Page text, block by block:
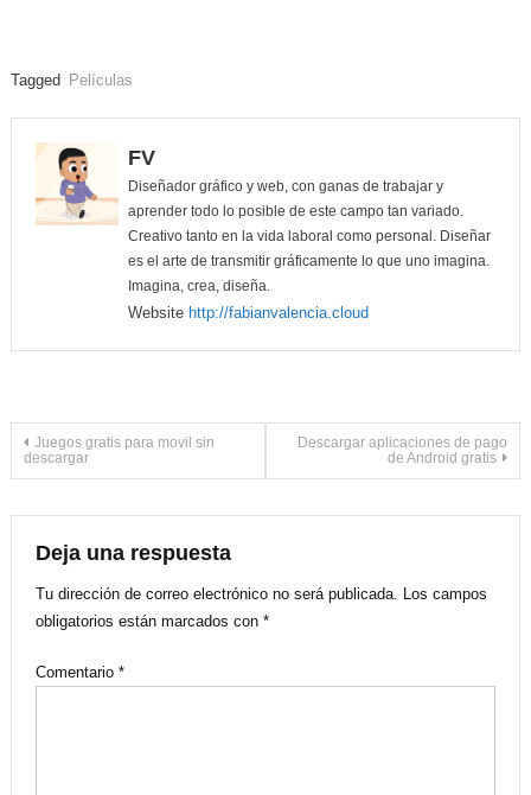
Tagged Películas
FV
Diseñador gráfico y web, con ganas de trabajar y
aprender todo lo posible de este campo tan variado.
Creativo tanto en la vida laboral como personal. Diseñar
es el arte de transmitir gráficamente lo que uno imagina.
Imagina, crea, diseña.
Website http://fabianvalencia.cloud
Navegación
entradas
Juegos gratis para movil sin
descargar
Descargar aplicaciones de pago
de Android gratis
Deja una respuesta
Tu dirección de correo electrónico no será publicada.
Los campos
obligatorios están marcados con *
Comentario *